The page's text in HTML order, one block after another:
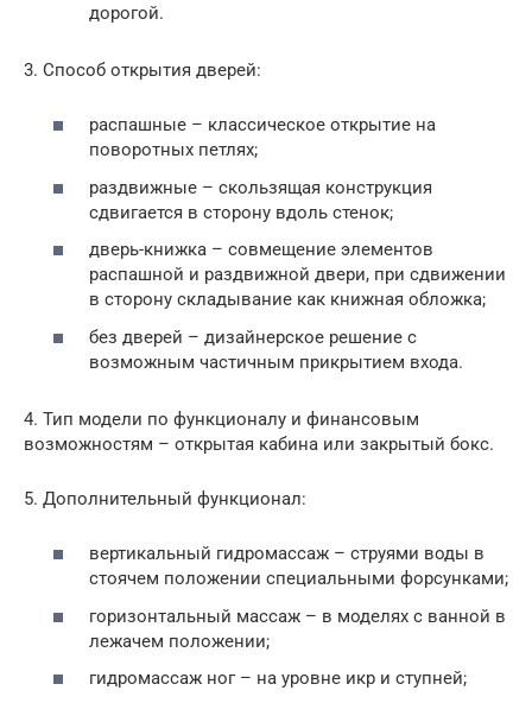
дорогой.
3. Способ открытия дверей:
распашные – классическое открытие на
поворотных петлях;
раздвижные – скользящая конструкция
сдвигается в сторону вдоль стенок;
дверь-книжка – совмещение элементов
распашной и раздвижной двери, при сдвижении
в сторону складывание как книжная обложка;
без дверей – дизайнерское решение с
возможным частичным прикрытием входа.
4. Тип модели по функционалу и финансовым
возможностям – открытая кабина или закрытый бокс.
5. Дополнительный функционал:
вертикальный гидромассаж – струями воды в
стоячем положении специальными форсунками;
горизонтальный массаж – в моделях с ванной в
лежачем положении;
гидромассаж ног – на уровне икр и ступней;